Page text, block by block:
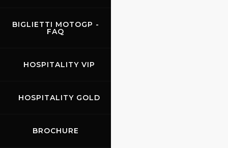
BIGLIETTI MOTOGP -
FAQ
HOSPITALITY VIP
HOSPITALITY GOLD
BROCHURE